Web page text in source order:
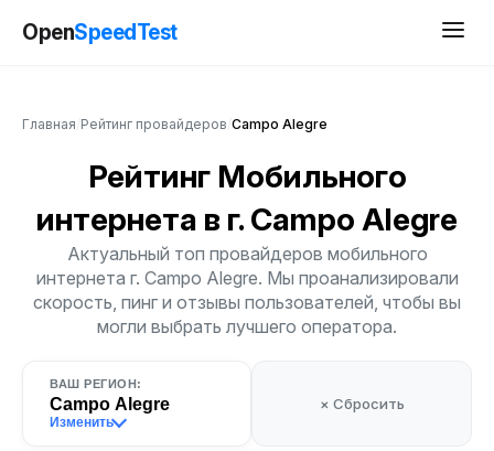
OpenSpeedTest
Главная Рейтинг провайдеров Campo Alegre
Рейтинг Мобильного
интернета в г. Campo Alegre
Актуальный топ провайдеров мобильного
интернета г. Campo Alegre. Мы проанализировали
скорость, пинг и отзывы пользователей, чтобы вы
могли выбрать лучшего оператора.
ВАШ РЕГИОН:
Campo Alegre
Изменить
× Сбросить